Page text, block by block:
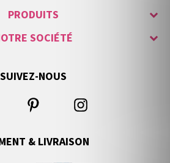
PRODUITS
SOCIÉTÉ
SUIVEZ-NOUS
& LIVRAISON